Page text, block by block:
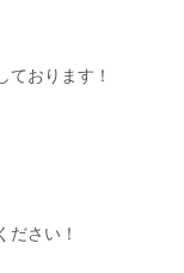
おります！
ださい！